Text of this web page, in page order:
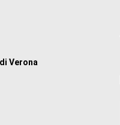
Verona